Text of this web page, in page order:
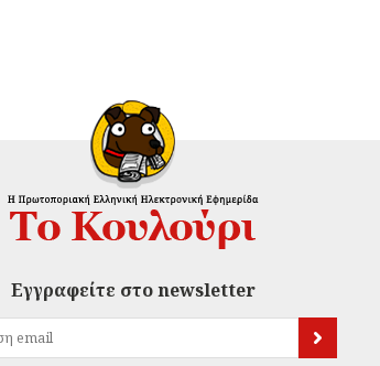
Εγγραφείτε στο newsletter